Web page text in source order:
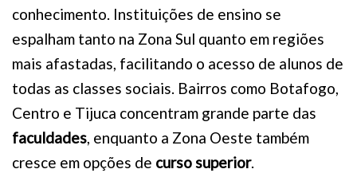
conhecimento. Instituições de ensino se
espalham tanto na Zona Sul quanto em regiões
mais afastadas, facilitando o acesso de alunos de
todas as classes sociais. Bairros como Botafogo,
Centro e Tijuca concentram grande parte das
faculdades, enquanto a Zona Oeste também
cresce em opções de curso superior.